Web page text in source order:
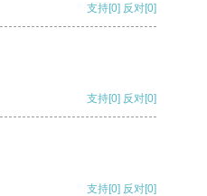
支持[0] 反对[0]
支持[0] 反对[0]
支持[0] 反对[0]